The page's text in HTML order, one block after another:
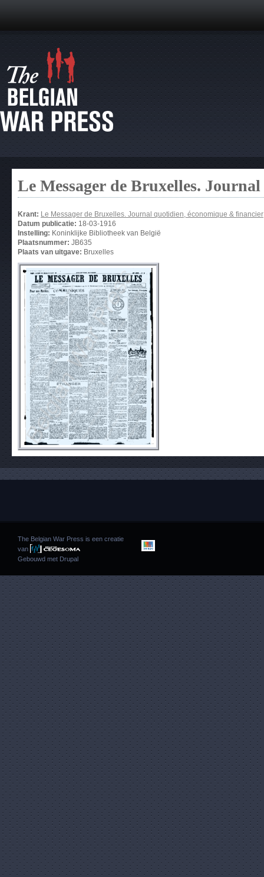
Le Messager de Bruxelles.
Krant: Le Messager de Bruxelles. Journal quotidien, économique & financier
Datum publicatie: 18-03-1916
Instelling: Koninklijke Bibliotheek van België
Plaatsnummer: JB635
Plaats van uitgave: Bruxelles
The Belgian War Press is een creatie
van
Gebouwd met Drupal